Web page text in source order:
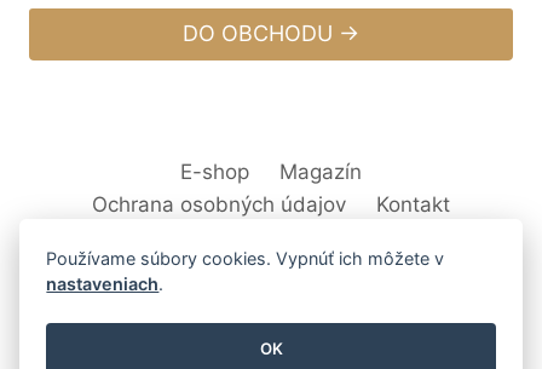
DO OBCHODU →
E-shop
Magazín
Ochrana osobných údajov
Kontakt
© 2026 Svet Interiéru - kuchyňa, kúpeľne,
Používame súbory cookies. Vypnúť ich môžete v
nastaveniach.
OK